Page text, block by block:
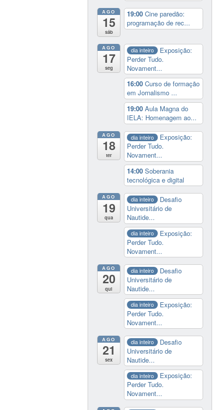
AGO
15
sáb
19:00Cine paredão:
programação de rec...
AGO
17
seg
dia inteiro
Exposição:
Perder Tudo.
Novament...
16:00Curso de formação
em Jornalismo ...
19:00Aula Magna do
IELA: Homenagem ao...
AGO
18
ter
dia inteiro
Exposição:
Perder Tudo.
Novament...
14:00Soberania
tecnológica e digital
AGO
19
qua
dia inteiro
Desafio
Universitário de
Nautide...
dia inteiro
Exposição:
Perder Tudo.
Novament...
AGO
20
qui
dia inteiro
Desafio
Universitário de
Nautide...
dia inteiro
Exposição:
Perder Tudo.
Novament...
AGO
21
sex
dia inteiro
Desafio
Universitário de
Nautide...
dia inteiro
Exposição:
Perder Tudo.
Novament...